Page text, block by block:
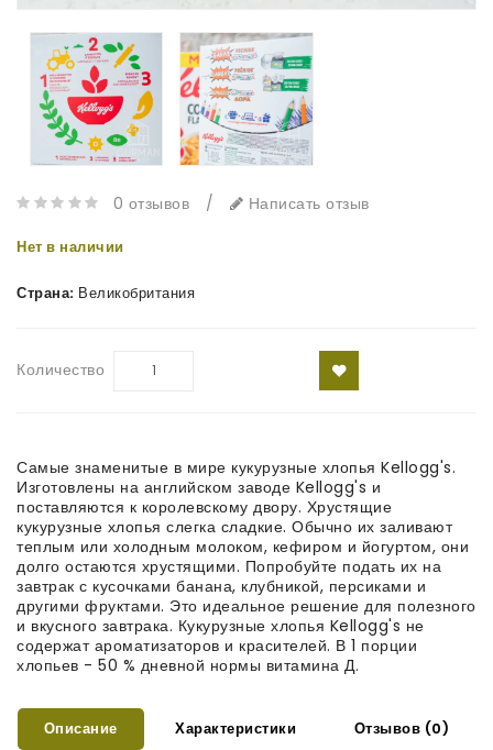
0 отзывов / Написать отзыв
Нет в наличии
Страна: Великобритания
Количество
Самые знаменитые в мире кукурузные хлопья Kellogg's.
Изготовлены на английском заводе Kellogg's и
поставляются к королевскому двору. Хрустящие
кукурузные хлопья слегка сладкие. Обычно их заливают
теплым или холодным молоком, кефиром и йогуртом, они
долго остаются хрустящими. Попробуйте подать их на
завтрак с кусочками банана, клубникой, персиками и
другими фруктами. Это идеальное решение для полезного
и вкусного завтрака. Кукурузные хлопья Kellogg's не
содержат ароматизаторов и красителей. В 1 порции
хлопьев - 50 % дневной нормы витамина Д.
Описание Характеристики Отзывов (0)